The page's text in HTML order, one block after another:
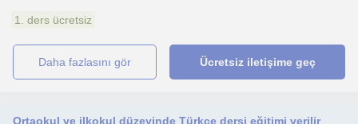
1. ders ücretsiz
daha fazlasını gör Ücretsiz iletişime geç
Ortaokul ve ilkokul düzeyinde Türkçe dersi eğitimi verilir